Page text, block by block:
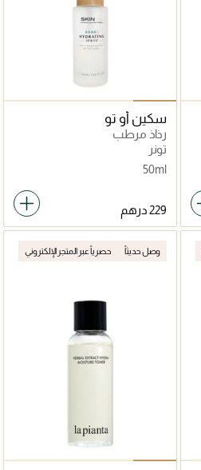
سكين أو تو
رذاذ مرطب
تونر
50ml
وصل حديثاً حصرياً عبر المتجر الإلكتروني